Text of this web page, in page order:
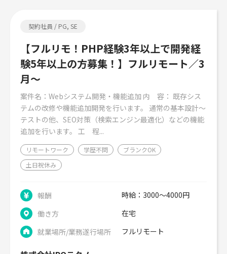
契約社員 / PG, SE
【フルリモ！PHP経験3年以上で開発経
験5年以上の方募集！】フルリモート／3
月～
案件名：Webシステム開発・機能追加 内 容： 既存シス
テムの改修や機能追加開発を行います。 通常の基本設計～
テストの他、SEO対策（検索エンジン最適化）などの機能
追加を行います。 工 程...
リモートワーク 学歴不問
ブランクOK
土日祝休み
報酬
時給：3000～4000円
働き方
在宅
就業場所/業務遂行場所
フルリモート